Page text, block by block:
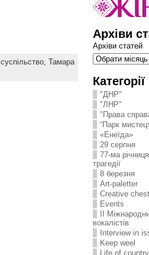
суспільство, Тамара
Архіви
Архіви статей
Категорії
"ДНР"
"ЛНР"
"Права
“Парк
«Енеїда»
29 серпня
77-ма
трагедії
8 березня
Art-paletter
Creative chest
Events
II
вокалістів
Interview in
Keep weel
Life of country